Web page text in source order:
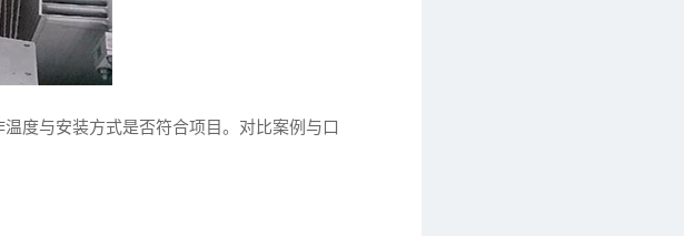
度与安装方式是否符合项目。对比案例与口